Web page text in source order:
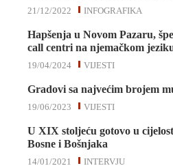
INFOGRAFIKA
21/12/2022
Hapšenja u Novom Pazaru,
call centri na njemačkom
VIJESTI
19/04/2024
Gradovi sa najvećim brojem
VIJESTI
19/06/2023
U XIX stoljeću gotovo u
Bosne i Bošnjaka
INTERVJU
14/01/2021